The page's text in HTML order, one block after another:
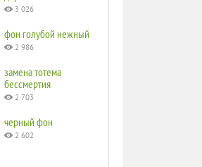
3 026
фон голубой нежный
2 986
замена тотема
бессмертия
2 703
черный фон
2 602